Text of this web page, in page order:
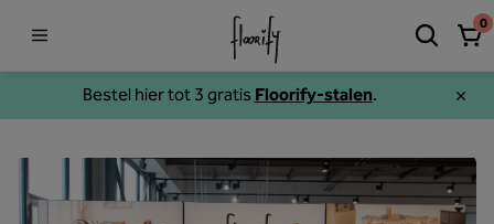
Bestel hier tot 3 gratis Floorify-stalen.
0